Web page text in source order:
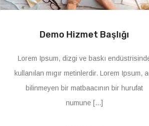
Demo Hizmet Başlığı
Lorem Ipsum, dizgi ve baskı
kullanılan mıgır metinlerdir. Lorem Ipsum,
bilinmeyen bir matbaacının bir hurufat
numune [...]